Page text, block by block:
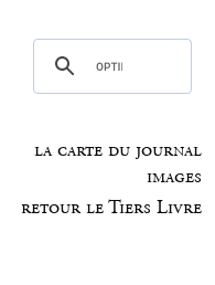
la carte du journal
images
retour le Tiers Livre